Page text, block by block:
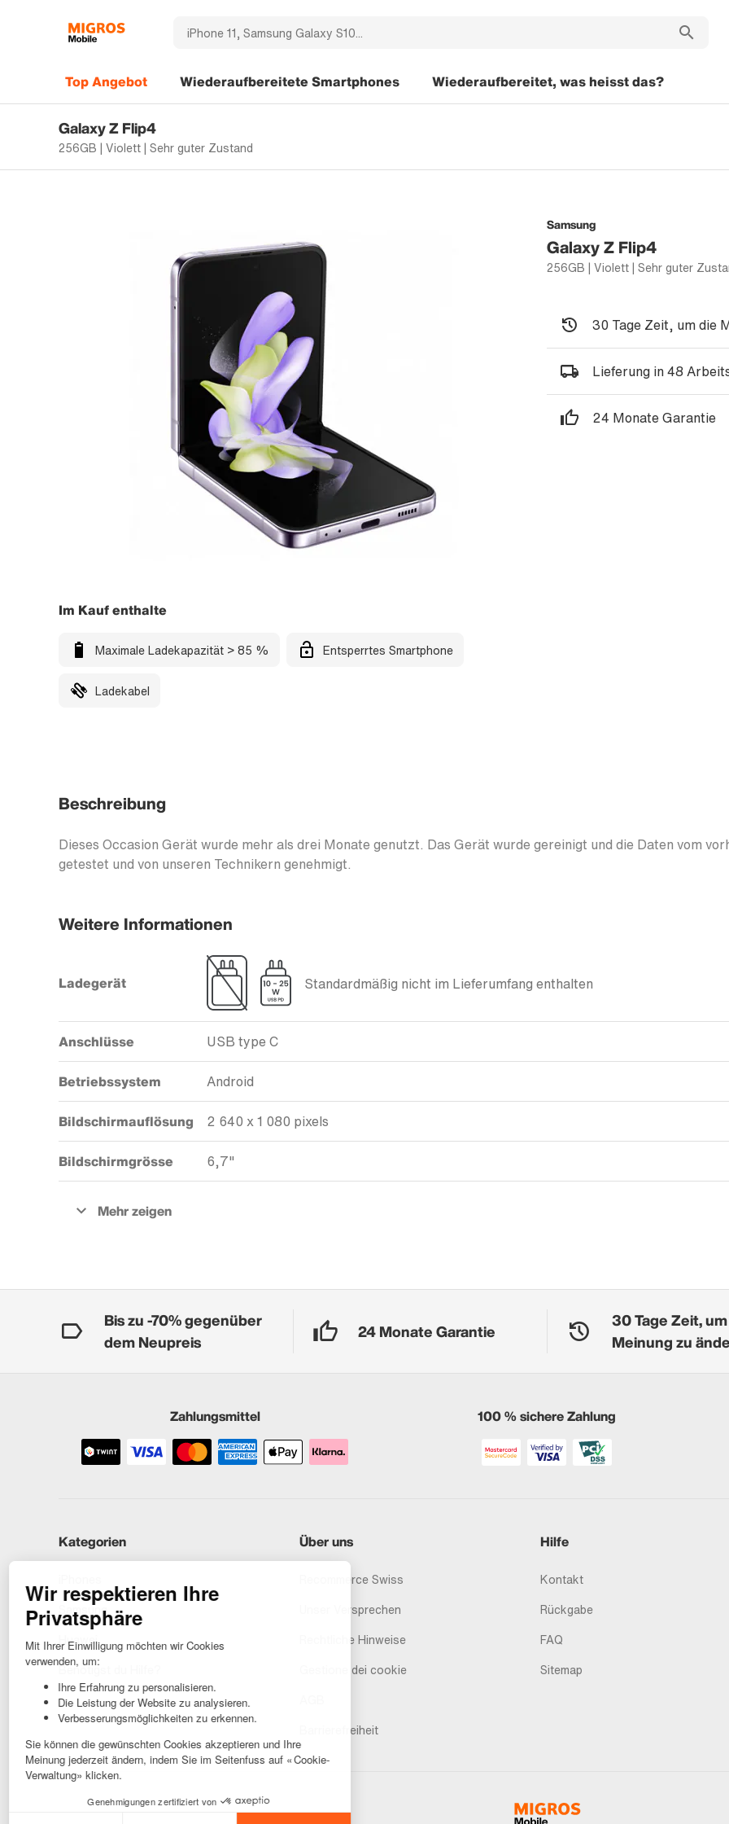
Top Angebot Wiederaufbereitete Smartphones Wiederaufbereitet, was heisst das?
Galaxy Z Flip4
256GB | Violett | Sehr guter Zustand
Samsung
Galaxy Z Flip4
256GB | Violett | Sehr guter
Im Kauf enthalte
Maximale Ladekapazität > 85 % Entsperrtes Smartphone
Ladekabel
30 Tage Zeit, um die
Lieferung in 48
24 Monate Garantie
Beschreibung
Dieses Occasion Gerät wurde mehr als drei Monate genutzt. Das Gerät wurde gereinigt und die Daten vom
getestet und von unseren Technikern genehmigt.
Weitere Informationen
Ladegerät Standardmäßig nicht im Lieferumfang enthalten
Anschlüsse USB type C
Betriebssystem Android
Bildschirmauflösung 2 640 x 1 080 pixels
Bildschirmgrösse 6,7"
Bis zu -70% gegenüber
dem Neupreis
24 Monate Garantie
30 Tage Zeit,
Meinung zu
Zahlungsmittel 100 % sichere Zahlung
Kategorien
Samsung
Huawei
Benötigst du Hilfe?
Über uns
Recommerce Swiss
Unser Versprechen
Rechtliche Hinweise
Gestione dei cookie
Barrierefreiheit
Hilfe
Kontakt
Rückgabe
FAQ
Sitemap